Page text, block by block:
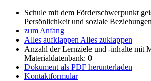
Schule mit dem Förderschwerpunkt
Persönlichkeit und soziale
zum Anfang
Alles aufklappen Alles zuklappen
Anzahl der Lernziele und -inhalte mit
Materialdatenbank: 0
Dokument als PDF herunterladen
Kontaktformular